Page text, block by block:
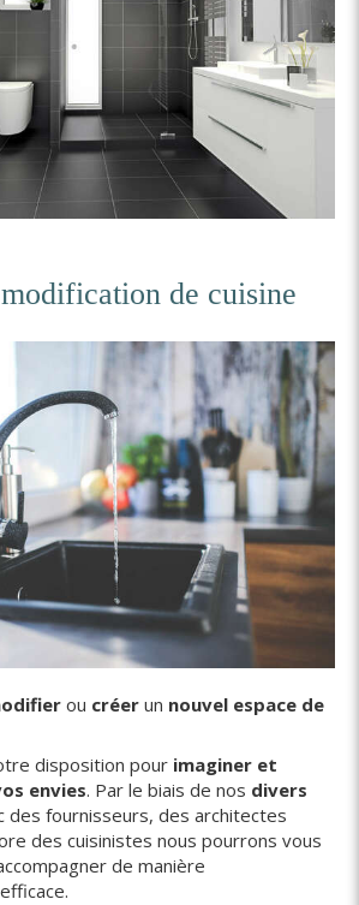
de cuisine
ou créer un nouvel espace de
disposition pour imaginer et
envies. Par le biais de nos divers
des fournisseurs, des architectes
des cuisinistes nous pourrons vous
de manière